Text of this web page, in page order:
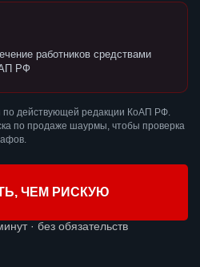
работников средствами
РФ
по действующей редакции КоАП РФ.
по продаже шаурмы, чтобы проверка
ЧЕМ РИСКУЮ
· без обязательств